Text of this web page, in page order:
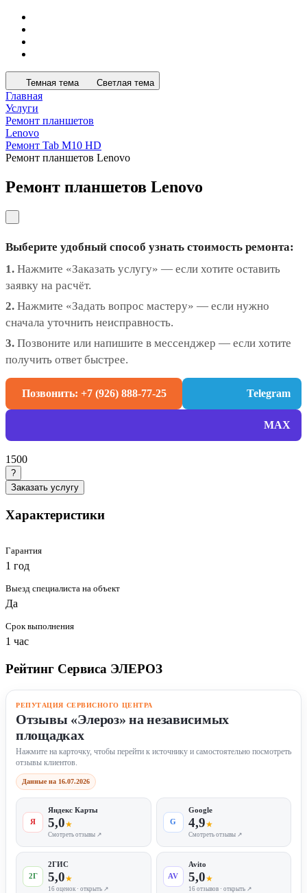
Темная тема Светлая тема
Главная
Услуги
Ремонт планшетов
Lenovo
Ремонт Tab M10 HD
Ремонт планшетов Lenovo
Ремонт планшетов Lenovo
Выберите удобный способ узнать стоимость ремонта:
1. Нажмите «Заказать услугу» — если хотите оставить
заявку на расчёт.
2. Нажмите «Задать вопрос мастеру» — если нужно
сначала уточнить неисправность.
3. Позвоните или напишите в мессенджер — если хотите
получить ответ быстрее.
Позвонить: +7 (926) 888-77-25 Telegram
MAX
1500
?
Заказать услугу
Характеристики
Гарантия
1 год
Выезд специалиста на объект
Да
Срок выполнения
1 час
Рейтинг Сервиса ЭЛЕРОЗ
РЕПУТАЦИЯ СЕРВИСНОГО ЦЕНТРА
Отзывы «Элероз» на независимых
площадках
Нажмите на карточку, чтобы перейти к источнику и самостоятельно посмотреть
отзывы клиентов.
Данные на 16.07.2026
Я
Яндекс Карты
5,0★
Смотреть отзывы ↗
G
Google
4,9★
Смотреть отзывы ↗
2Г
2ГИС
5,0★
16 оценок · открыть ↗
AV
Avito
5,0★
16 отзывов · открыть ↗